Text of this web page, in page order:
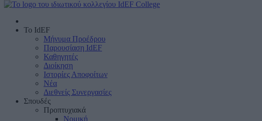
Το IdEF
Μήνυμα Προέδρου
Παρουσίαση IdEF
Καθηγητές
Διοίκηση
Ιστορίες Αποφοίτων
Νέα
Διεθνείς Συνεργασίες
Σπουδές
Προπτυχιακά
Νομική